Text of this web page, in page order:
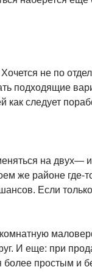
не по
подходящие
следует
на двух—
же районе где-
Если
И еще: при
более простым и